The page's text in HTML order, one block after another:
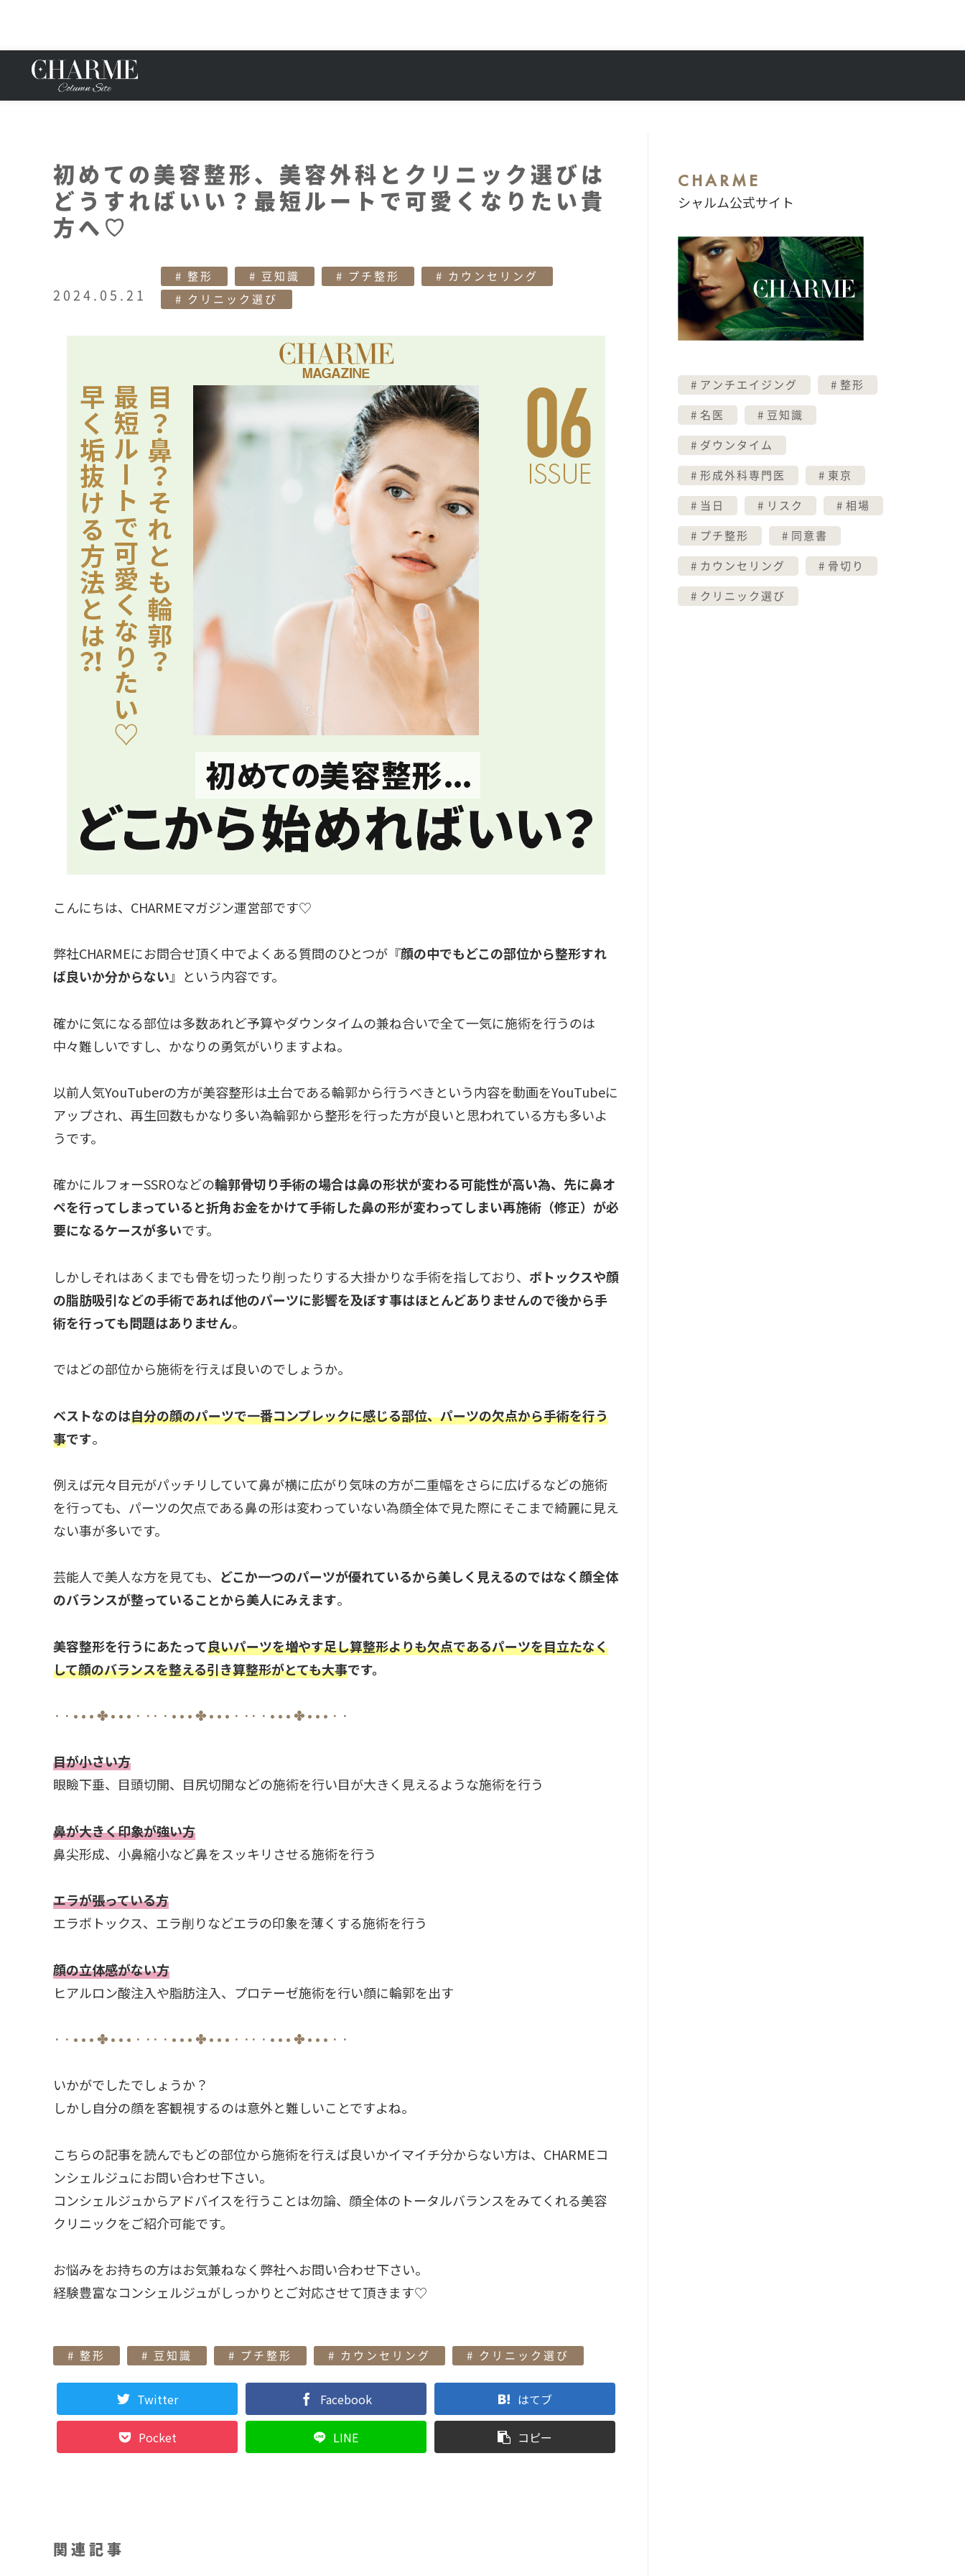
初めての美容整形、美容外科とクリニック選びは
どうすればいい？最短ルートで可愛くなりたい貴
方へ♡
2024.05.21
整形 豆知識 プチ整形 カウンセリング
クリニック選び
こんにちは、CHARMEマガジン運営部です♡
弊社CHARMEにお問合せ頂く中でよくある質問のひとつが『顔の中でもどこの部位から整形すれ
ば良いか分からない』という内容です。
確かに気になる部位は多数あれど予算やダウンタイムの兼ね合いで全て一気に施術を行うのは
中々難しいですし、かなりの勇気がいりますよね。
以前人気YouTuberの方が美容整形は土台である輪郭から行うべきという内容を動画をYouTubeに
アップされ、再生回数もかなり多い為輪郭から整形を行った方が良いと思われている方も多いよ
うです。
確かにルフォーSSROなどの輪郭骨切り手術の場合は鼻の形状が変わる可能性が高い為、先に鼻オ
ペを行ってしまっていると折角お金をかけて手術した鼻の形が変わってしまい再施術（修正）が必
要になるケースが多いです。
しかしそれはあくまでも骨を切ったり削ったりする大掛かりな手術を指しており、 ボトックスや顔
の脂肪吸引などの手術であれば他のパーツに影響を及ぼす事はほとんどありませんので後から手
術を行っても問題はありません。
ではどの部位から施術を行えば良いのでしょうか。
ベストなのは自分の顔のパーツで一番コンプレックに感じる部位、パーツの欠点から手術を行う
事です。
例えば元々目元がパッチリしていて鼻が横に広がり気味の方が二重幅をさらに広げるなどの施術
を行っても、パーツの欠点である鼻の形は変わっていない為顔全体で見た際にそこまで綺麗に見え
ない事が多いです。
芸能人で美人な方を見ても、 どこか一つのパーツが優れているから美しく見えるのではなく顔全体
のバランスが整っていることから美人にみえます。
美容整形を行うにあたって良いパーツを増やす足し算整形よりも欠点であるパーツを目立たなく
して顔のバランスを整える引き算整形がとても大事です。
· · • • • ✤ • • • · ·· · • • • ✤ • • • · ·· · • • • ✤ • • • · ·
目が小さい方
眼瞼下垂、目頭切開、目尻切開などの施術を行い目が大きく見えるような施術を行う
鼻が大きく印象が強い方
鼻尖形成、小鼻縮小など鼻をスッキリさせる施術を行う
エラが張っている方
エラボトックス、エラ削りなどエラの印象を薄くする施術を行う
顔の立体感がない方
ヒアルロン酸注入や脂肪注入、プロテーゼ施術を行い顔に輪郭を出す
· · • • • ✤ • • • · ·· · • • • ✤ • • • · ·· · • • • ✤ • • • · ·
いかがでしたでしょうか？
しかし自分の顔を客観視するのは意外と難しいことですよね。
こちらの記事を読んでもどの部位から施術を行えば良いかイマイチ分からない方は、CHARMEコ
ンシェルジュにお問い合わせ下さい。
コンシェルジュからアドバイスを行うことは勿論、顔全体のトータルバランスをみてくれる美容
クリニックをご紹介可能です。
お悩みをお持ちの方はお気兼ねなく弊社へお問い合わせ下さい。
経験豊富なコンシェルジュがしっかりとご対応させて頂きます♡
整形 豆知識 プチ整形 カウンセリング クリニック選び
Twitter Facebook はてブ
Pocket LINE コピー
関連記事
CHARME
シャルム公式サイト
アンチエイジング 整形
名医 豆知識
ダウンタイム
形成外科専門医 東京
当日 リスク 相場
プチ整形 同意書
カウンセリング 骨切り
クリニック選び